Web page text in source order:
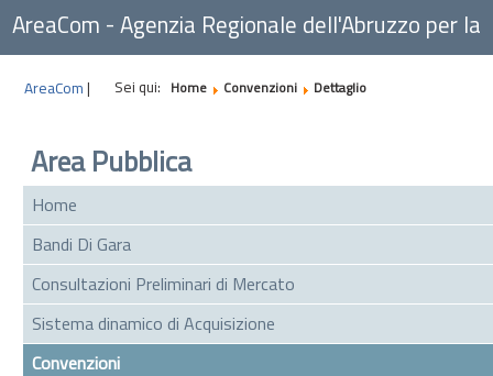
AreaCom - Agenzia Regionale dell'Abruzzo per la
Committenza
AreaCom | Sei qui: Home Convenzioni Dettaglio
Area Pubblica
Home
Bandi Di Gara
Consultazioni Preliminari di Mercato
Sistema dinamico di Acquisizione
Convenzioni